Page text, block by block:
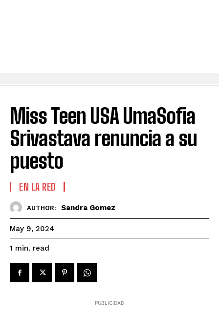
Miss Teen USA UmaSofia
Srivastava renuncia a su
puesto
EN LA RED
AUTHOR: Sandra Gomez
May 9, 2024
1 min. read
- PUBLICIDAD -